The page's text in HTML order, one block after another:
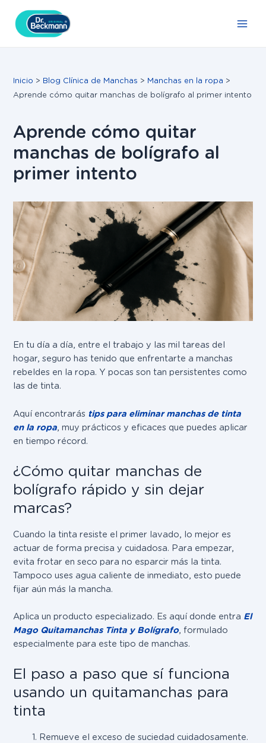
contenido
Inicio Blog Clínica de Manchas
Manchas en la ropa
Aprende cómo quitar manchas de bolígrafo al primer intento
Aprende cómo quitar
manchas de bolígrafo al
primer intento
En tu día a día, entre el trabajo y las mil tareas del
hogar, seguro has tenido que enfrentarte a manchas
rebeldes en la ropa. Y pocas son tan persistentes como
las de tinta.
Aquí encontrarás tips para eliminar manchas de tinta
en la ropa, muy prácticos y eficaces que puedes aplicar
en tiempo récord.
¿Cómo quitar manchas de
bolígrafo rápido y sin dejar
marcas?
Cuando la tinta resiste el primer lavado, lo mejor es
actuar de forma precisa y cuidadosa. Para empezar,
evita frotar en seco para no esparcir más la tinta.
Tampoco uses agua caliente de inmediato, esto puede
fijar aún más la mancha.
Aplica un producto especializado. Es aquí donde entra El
Mago Quitamanchas Tinta y Bolígrafo, formulado
especialmente para este tipo de manchas.
El paso a paso que sí funciona
usando un quitamanchas para
tinta
Remueve el exceso de suciedad cuidadosamente.
de
entradas